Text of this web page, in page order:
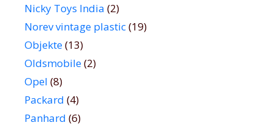
Nicky Toys India (2)
Norev vintage plastic(19)
Objekte(13)
Oldsmobile(2)
Opel (8)
Packard (4)
Panhard (6)